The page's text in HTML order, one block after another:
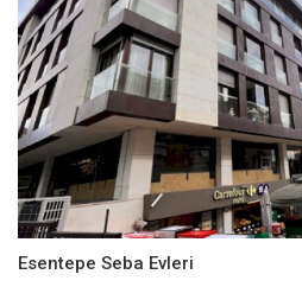
Esentepe Seba Evleri